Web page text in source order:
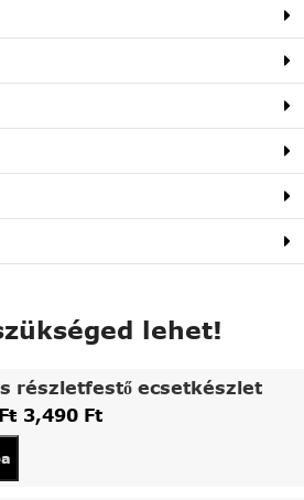
lehet!
részletfestő ecsetkészlet
3,490 Ft